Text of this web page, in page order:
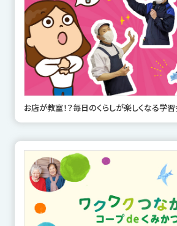
お店が教室！？毎日のくらしが楽しくなる学習